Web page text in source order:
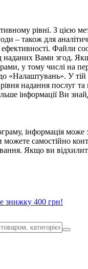
рівні. З цією
– також для
Файли
наданих Вами згод.
у тому числі на
«Налаштувань». У
надання послуг
інформації Ви
інформація
самостійно
Якщо ви
знижку 400 грн!